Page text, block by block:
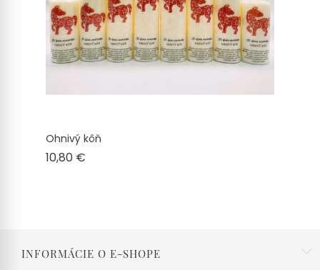
Ohnivý kôň
10,80 €
INFORMÁCIE O E-SHOPE